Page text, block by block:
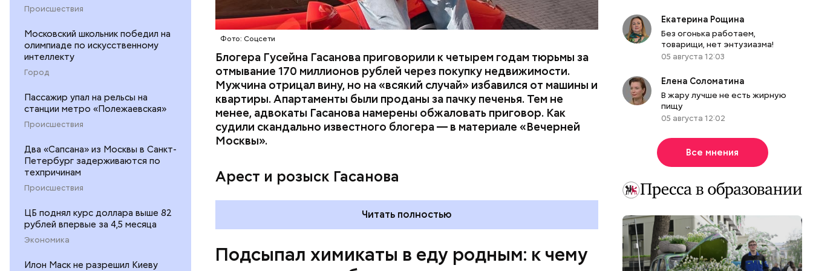
Происшествия
Московский школьник победил на
олимпиаде по искусственному
интеллекту
Город
Пассажир упал на рельсы на
станции метро «Полежаевская»
Происшествия
Два «Сапсана» из Москвы в Санкт-
Петербург задерживаются по
техпричинам
Происшествия
ЦБ поднял курс доллара выше 82
рублей впервые за 4,5 месяца
Экономика
Илон Маск не разрешил Киеву
Фото: Соцсети
Блогера Гусейна Гасанова приговорили к четырем годам тюрьмы за
отмывание 170 миллионов рублей через покупку недвижимости.
Мужчина отрицал вину, но на «всякий случай» избавился от машины и
квартиры. Апартаменты были проданы за пачку печенья. Тем не
менее, адвокаты Гасанова намерены обжаловать приговор. Как
судили скандально известного блогера — в материале «Вечерней
Москвы».
Арест и розыск Гасанова
Читать полностью
Подсыпал химикаты в еду родным: к чему
Play
матери и отчима и подсыпал им в еду химикаты. Также отравленную
пищу ела его младшая сестра.
Екатерина Рощина
Без огонька работаем,
товарищи, нет энтузиазма!
05 августа 12:03
Елена Соломатина
В жару лучше не есть жирную
пищу
05 августа 12:02
Все мнения